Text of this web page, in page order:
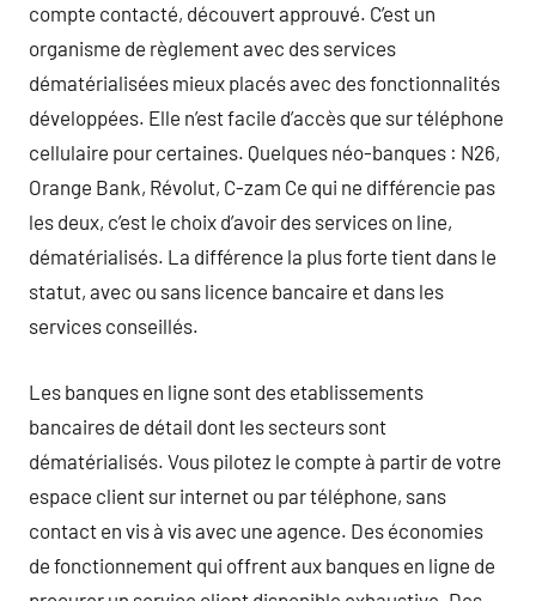
compte contacté, découvert approuvé. C’est un
organisme de règlement avec des services
dématérialisées mieux placés avec des fonctionnalités
développées. Elle n’est facile d’accès que sur téléphone
cellulaire pour certaines. Quelques néo-banques : N26,
Orange Bank, Révolut, C-zam Ce qui ne différencie pas
les deux, c’est le choix d’avoir des services on line,
dématérialisés. La différence la plus forte tient dans le
statut, avec ou sans licence bancaire et dans les
services conseillés.
Les banques en ligne sont des etablissements
bancaires de détail dont les secteurs sont
dématérialisés. Vous pilotez le compte à partir de votre
espace client sur internet ou par téléphone, sans
contact en vis à vis avec une agence. Des économies
de fonctionnement qui offrent aux banques en ligne de